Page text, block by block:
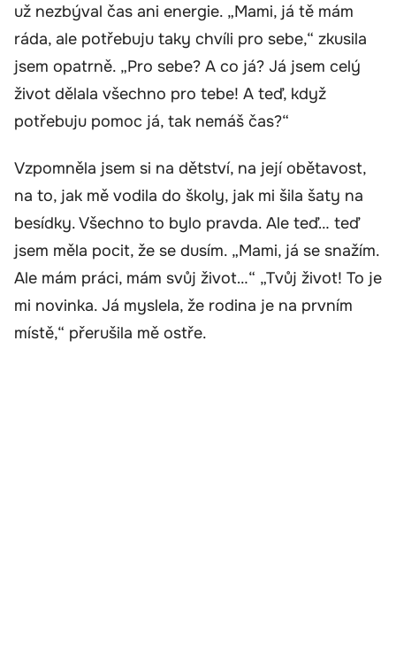
už nezbýval čas ani energie. „Mami, já tě mám
ráda, ale potřebuju taky chvíli pro sebe,“ zkusila
jsem opatrně. „Pro sebe? A co já? Já jsem celý
život dělala všechno pro tebe! A teď, když
potřebuju pomoc já, tak nemáš čas?“
Vzpomněla jsem si na dětství, na její obětavost,
na to, jak mě vodila do školy, jak mi šila šaty na
besídky. Všechno to bylo pravda. Ale teď… teď
jsem měla pocit, že se dusím. „Mami, já se snažím.
Ale mám práci, mám svůj život…“ „Tvůj život! To je
mi novinka. Já myslela, že rodina je na prvním
místě,“ přerušila mě ostře.